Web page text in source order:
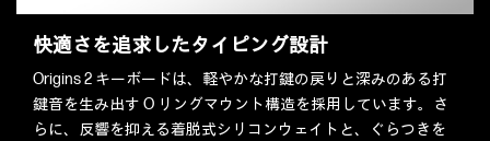
快適さを追求したタイピング設計
Origins 2 キーボードは、軽やかな打鍵の戻りと深みのある打
鍵音を生み出す O リングマウント構造を採用しています。さ
らに、反響を抑える着脱式シリコンウェイトと、ぐらつきを